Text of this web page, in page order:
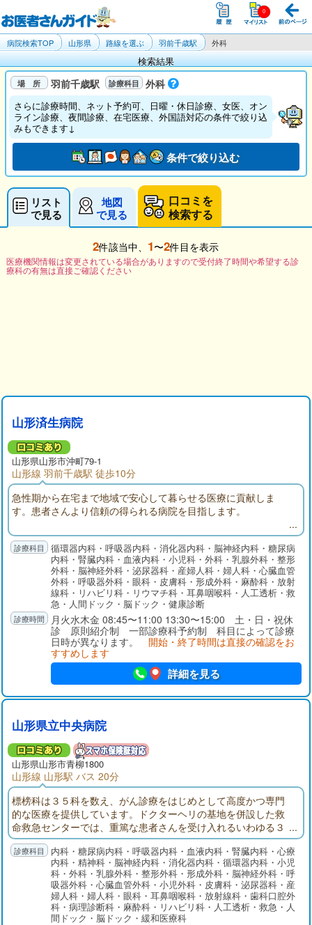
病院検索TOP 山形県 路線を選ぶ 羽前千歳駅 外科
検索結果
羽前千歳駅 外科
さらに診療時間、ネット予約可、日曜・休日診療、女医、オン
ライン診療、夜間診療、在宅医療、外国語対応の条件で絞り込
みもできます↓
条件で絞り込む
リスト
で見る
地図
で見る
口コミを
検索する
2件該当中、 1〜2件目を表示
医療機関情報は変更されている場合がありますので受付終了時間や希望する診
療科の有無は直接ご確認ください
山形済生病院
山形県山形市沖町79-1
山形線 羽前千歳駅 徒歩10分
急性期から在宅まで地域で安心して暮らせる医療に貢献しま
す。患者さんより信頼の得られる病院を目指します。
循環器内科・呼吸器内科・消化器内科・脳神経内科・糖尿病
内科・腎臓内科・血液内科・小児科・外科・乳腺外科・整形
外科・脳神経外科・泌尿器科・産婦人科・婦人科・心臓血管
外科・呼吸器外科・眼科・皮膚科・形成外科・麻酔科・放射
線科・リハビリ科・リウマチ科・耳鼻咽喉科・人工透析・救
急・人間ドック・脳ドック・健康診断
月火水木金 08:45〜11:00 13:30〜15:00 土・日・祝休
診 原則紹介制 一部診療科予約制 科目によって診療
日時が異なります。 開始・終了時間は直接の確認をお
すすめします
詳細を見る
山形県立中央病院
山形県山形市青柳1800
山形線 山形駅 バス 20分
標榜科は３５科を数え、がん診療をはじめとして高度かつ専門
的な医療を提供しています。ドクターヘリの基地を併設した救
命救急センターでは、重篤な患者さんを受け入れるいわゆる３
次救急医療を担っており、また総合周産期母子医療センターで
は母体・胎児・新生児の集中治療管理を行っています。その
他、都道府県がん診療連携拠点病院、基幹災害医療センター、
第一種感染症指定医療機関など社会的に重要な機能を担当して
内科・糖尿病内科・呼吸器内科・血液内科・腎臓内科・心療
内科・精神科・脳神経内科・消化器内科・循環器内科・小児
科・外科・乳腺外科・整形外科・形成外科・脳神経外科・呼
吸器外科・心臓血管外科・小児外科・皮膚科・泌尿器科・産
婦人科・婦人科・眼科・耳鼻咽喉科・放射線科・歯科口腔外
科・病理診断科・麻酔科・リハビリ科・人工透析・救急・人
間ドック・脳ドック・緩和医療科